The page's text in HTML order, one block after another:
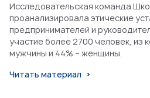
Исследовательская команда
проанализировала этические
предпринимателей и
участие более 2700 человек, из
мужчины и 44% – женщины.
Читать материал